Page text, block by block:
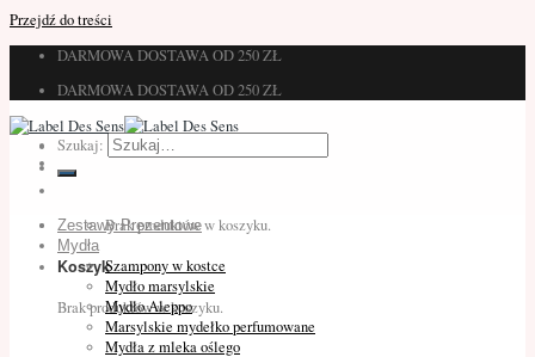
Przejdź do treści
DARMOWA DOSTAWA OD 250 ZŁ
DARMOWA DOSTAWA OD 250 ZŁ
Szukaj:
Brak produktów w koszyku.
Koszyk
Brak produktów w koszyku.
Zestawy Prezentowe
Mydła
Szampony w kostce
Mydło marsylskie
Mydło Aleppo
Marsylskie mydełko perfumowane
Mydła z mleka oślego